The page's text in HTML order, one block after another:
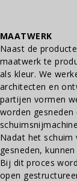
MAATWERK
Naast de
maatwerk te
als kleur. We
architecten en
partijen vormen
worden gesneden
Nadat het schuim
gesneden,
Bij dit proces
open